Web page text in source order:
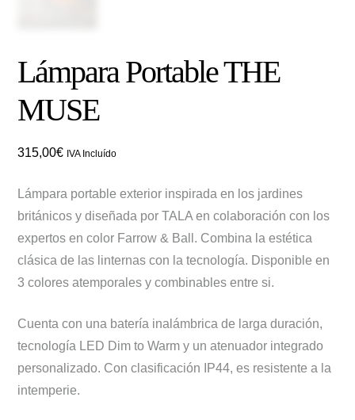
Lámpara Portable THE
MUSE
315,00€ IVA Incluído
Lámpara portable exterior inspirada en los jardines
británicos y diseñada por TALA en colaboración con los
expertos en color Farrow & Ball. Combina la estética
clásica de las linternas con la tecnología. Disponible en
3 colores atemporales y combinables entre si.
Cuenta con una batería inalámbrica de larga duración,
tecnología LED Dim to Warm y un atenuador integrado
personalizado. Con clasificación IP44, es resistente a la
intemperie.